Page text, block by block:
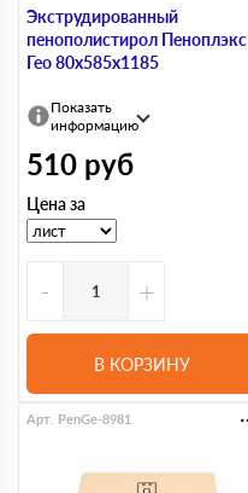
Экструдированный
пенополистирол Пеноплэкс
Гео 80х585х1185
Показать
информацию
510 руб
Цена за
- +
В КОРЗИНУ
Арт. PenGe-8981